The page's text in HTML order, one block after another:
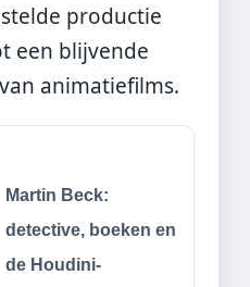
productie
een blijvende
animatiefilms.
Martin Beck:
detective, boeken en
de Houdini-